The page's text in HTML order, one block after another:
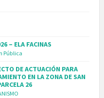
– ELA FACINAS
Pública
DE ACTUACIÓN PARA
EN LA ZONA DE SAN
26